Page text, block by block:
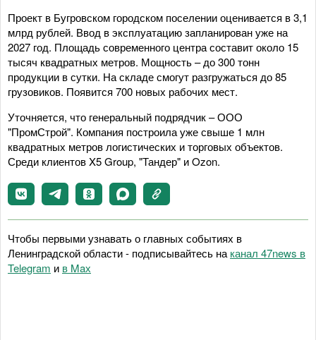
Проект в Бугровском городском поселении оценивается в 3,1
млрд рублей. Ввод в эксплуатацию запланирован уже на
2027 год. Площадь современного центра составит около 15
тысяч квадратных метров. Мощность – до 300 тонн
продукции в сутки. На складе смогут разгружаться до 85
грузовиков. Появится 700 новых рабочих мест.
Уточняется, что генеральный подрядчик – ООО
"ПромСтрой". Компания построила уже свыше 1 млн
квадратных метров логистических и торговых объектов.
Среди клиентов X5 Group, "Тандер" и Ozon.
Чтобы первыми узнавать о главных событиях в
Ленинградской области - подписывайтесь на канал 47news в
Telegram и в Maх